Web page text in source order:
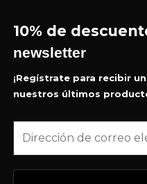
10% de
newsletter
¡Regístrate para recibir
nuestros últimos